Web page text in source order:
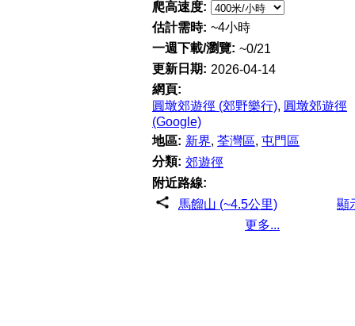
爬高速度:
估計需時: ~4小時
一週下載/瀏覽: ~0/21
更新日期: 2026-04-14
網頁:
圓墩郊遊徑 (郊野樂行), 圓墩郊遊徑
(Google)
地區: 新界, 荃灣區, 屯門區
分類: 郊遊徑
附近路線:
馬餾山 (~4.5公里)
顯
更多...